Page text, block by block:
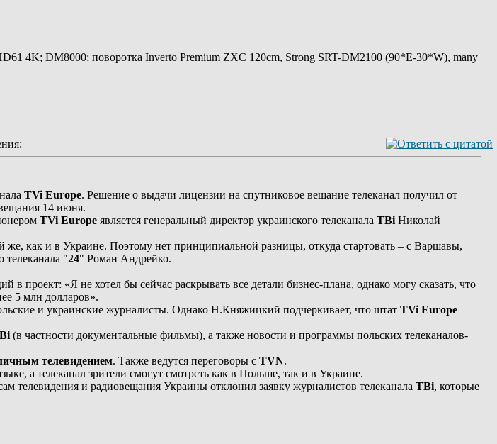
4K; DM8000; поворотка Inverto Premium ZXC 120cm, Strong SRT-DM2100 (90*E-30*W), many
:
TVi Europe. Решение о выдачи лицензии на спутниковое вещание телеканал получил от
14 июня.
TVi Europe является генеральный директор украинского телеканала ТВі Николай
же, как и в Украине. Поэтому нет принципиальной разницы, откуда стартовать – с Варшавы,
телеканала "24" Роман Андрейко.
«Я не хотел бы сейчас раскрывать все детали бизнес-плана, однако могу сказать, что
5 млн долларов».
и украинские журналисты. Однако Н.Княжицкий подчеркивает, что штат TVi Europe
(в частности документальные фильмы), а также новости и программы польских телеканалов-
телевидением. Также ведутся переговоры с TVN.
а телеканал зрители смогут смотреть как в Польше, так и в Украине.
телевидения и радиовещания Украины отклонил заявку журналистов телеканала ТВі, которые